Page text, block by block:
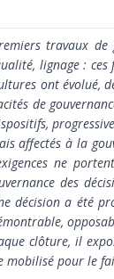
travaux
lignage :
ont évolué,
de
affectés à la
ne
des
décision a été
clôture, il
mobilisé pour le